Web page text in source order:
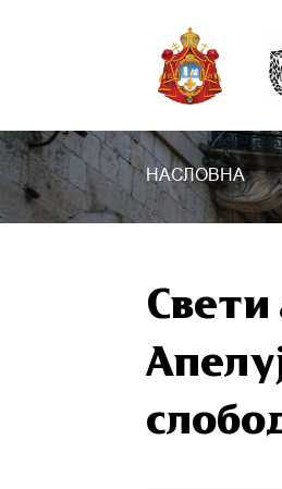
НАСЛОВНА
Свети